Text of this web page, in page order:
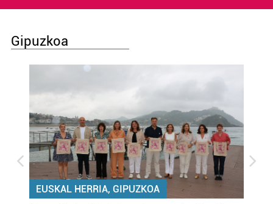
Gipuzkoa
EUSKAL HERRIA, GIPUZKOA